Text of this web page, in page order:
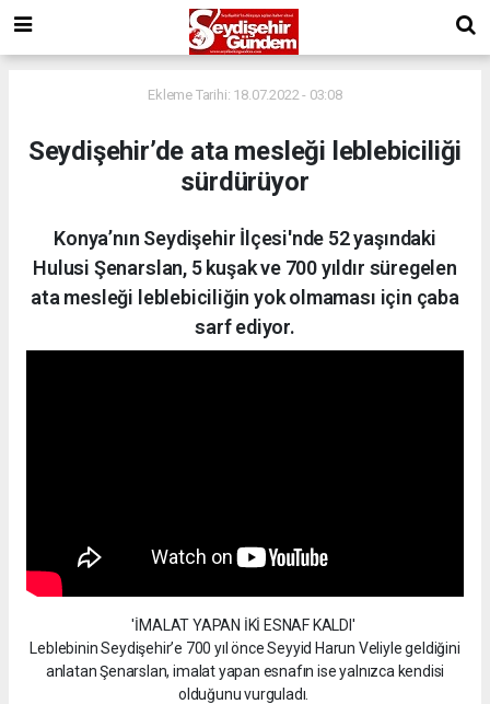
Ekleme Tarihi: 18.07.2022 - 03:08
Seydişehir’de ata mesleği leblebiciliği
sürdürüyor
Konya’nın Seydişehir İlçesi'nde 52 yaşındaki
Hulusi Şenarslan, 5 kuşak ve 700 yıldır süregelen
ata mesleği leblebiciliğin yok olmaması için çaba
sarf ediyor.
'İMALAT YAPAN İKİ ESNAF KALDI'
Leblebinin Seydişehir’e 700 yıl önce Seyyid Harun Veliyle geldiğini
anlatan Şenarslan, imalat yapan esnafın ise yalnızca kendisi
olduğunu vurguladı.